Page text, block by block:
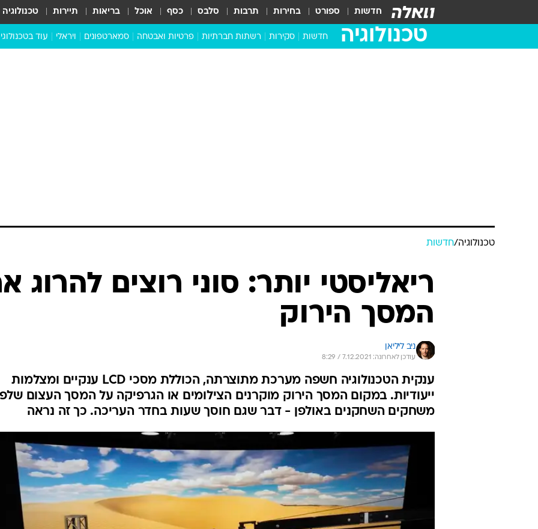
חדשות ספורט בחירות תרבות סלבס כסף אוכל בריאות תיירות טכנולוגיה
טכנולוגיה חדשות סקירות רשתות חברתיות פרטיות ואבטחה סמארטפונים ויראלי עוד
טכנולוגיה/חדשות
ריאליסטי יותר: סוני רוצים להרוג
המסך הירוק
ניב ליליאן
עודכן לאחרונה: 7.12.2021 / 8:29
ענקית הטכנולוגיה חשפה מערכת מתוצרתה, הכוללת מסכי LCD ענקיים ומצלמות
ייעודיות. במקום המסך הירוק מוקרנים הצילומים או הגרפיקה על המסך העצום
משחקים השחקנים באולפן - דבר שגם חוסך שעות בחדר העריכה. כך זה נראה